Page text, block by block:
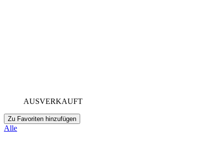
AUSVERKAUFT
Zu Favoriten hinzufügen
Alle